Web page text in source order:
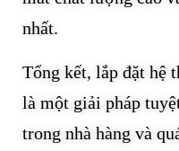
nhất.
Tổng kết, lắp đặt hệ
là một giải pháp
trong nhà hàng và